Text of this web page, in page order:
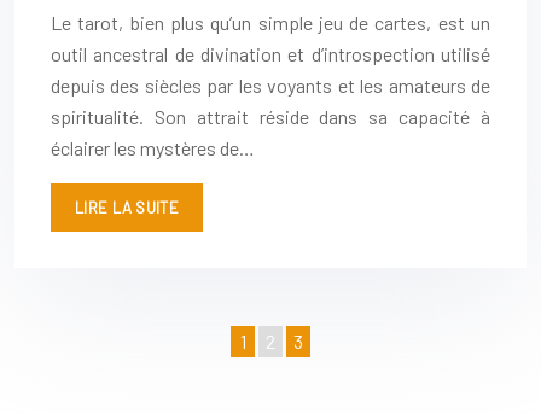
Le tarot, bien plus qu’un simple jeu de cartes, est un
outil ancestral de divination et d’introspection utilisé
depuis des siècles par les voyants et les amateurs de
spiritualité. Son attrait réside dans sa capacité à
éclairer les mystères de…
LIRE LA SUITE
1 2 3